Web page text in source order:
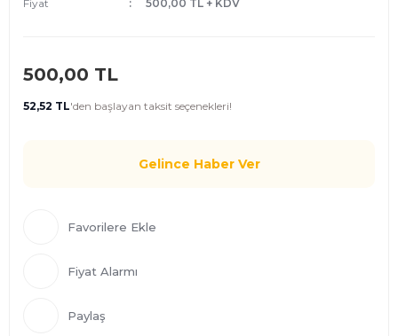
Fiyat
500,00 TL + KDV
500,00 TL
52,52 TL'den başlayan taksit seçenekleri!
Gelince Haber Ver
Fiyat Alarmı
Paylaş